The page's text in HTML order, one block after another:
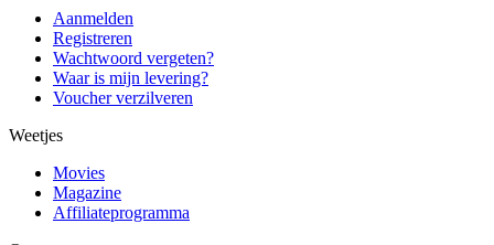
Aanmelden
Registreren
Wachtwoord vergeten?
Waar is mijn levering?
Voucher verzilveren
Weetjes
Movies
Magazine
Affiliateprogramma